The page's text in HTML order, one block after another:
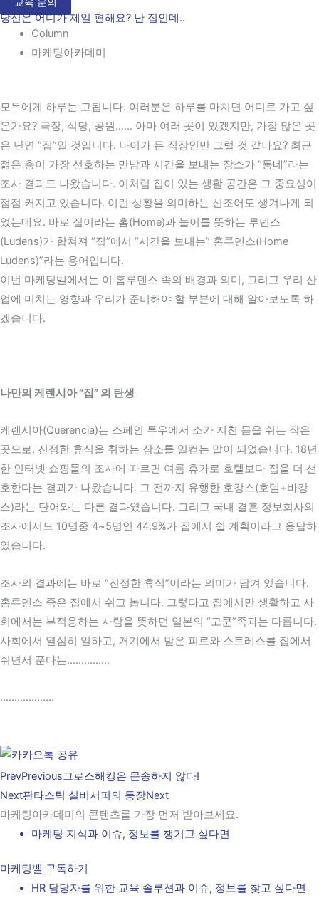
당신은 어디가 제일 편해요? 난 집인데..
Column
마케팅아카데미
모두에게 하루는 고됩니다. 여러분은 하루를 마치면 어디로 가고 싶
은가요? 극장, 식당, 공원…… 아마 여러 곳이 있겠지만, 가장 많은 곳
은 단연 “집”일 것입니다. 나이가 든 직장인만 그럴 것 같나요? 최근
젊은 층이 가장 선호하는 만남과 시간을 보내는 장소가 “동네”라는
조사 결과도 나왔습니다. 이처럼 집이 있는 생활 공간은 그 중요성이
점점 커지고 있습니다. 이런 상황을 의미하는 신조어도 생겨나게 되
었는데요. 바로 집이라는 홈(Home)과 놀이를 뜻하는 루덴스
(Ludens)가 합쳐져 “집”에서 “시간을 보내는” 홈루덴스(Home
Ludens)”라는 용어입니다.
이번 마케팅벨에서는 이 홈루덴스 족의 배경과 의미, 그리고 우리 산
업에 미치는 영향과 우리가 준비해야 할 부분에 대해 알아보도록 하
겠습니다.
나만의 케렌시아 “집” 의 탄생
케렌시아(Querencia)는 스페인 투우에서 소가 지친 몸을 쉬는 작은
곳으로, 진정한 휴식을 취하는 장소를 일컫는 말이 되었습니다. 18년
한 인터넷 쇼핑몰의 조사에 따르면 여름 휴가로 호텔보다 집을 더 선
호한다는 결과가 나왔습니다. 그 전까지 유행한 호캉스(호텔+바캉
스)라는 단어와는 다른 결과였습니다. 그리고 국내 결혼 정보회사의
조사에서도 10명중 4~5명인 44.9%가 집에서 쉴 계획이라고 응답하
였습니다.
조사의 결과에는 바로 “진정한 휴식”이라는 의미가 담겨 있습니다.
홈루덴스 족은 집에서 쉬고 놉니다. 그렇다고 집에서만 생활하고 사
회에서는 부적응하는 사람을 뜻하던 일본의 “고쿤”족과는 다릅니다.
사회에서 열심히 일하고, 거기에서 받은 피로와 스트레스를 집에서
쉬면서 푼다는……………
……………….
PrevPrevious그로스해킹은 문송하지 않다!
Next판타스틱 실버서퍼의 등장Next
마케팅아카데미의 콘텐츠를 가장 먼저 받아보세요.
마케팅 지식과 이슈, 정보를 챙기고 싶다면
마케팅벨 구독하기
HR 담당자를 위한 교육 솔루션과 이슈, 정보를 찾고 싶다면